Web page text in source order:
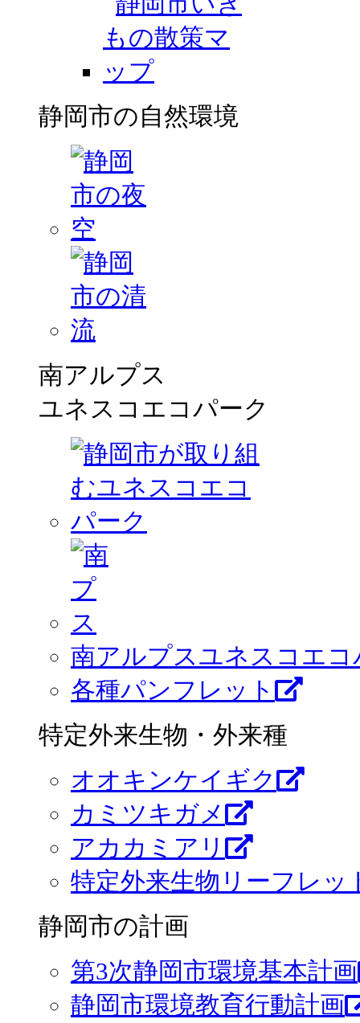
静岡市の自然環境
南アルプス
ユネスコエコパーク
南アルプスユネスコエ
各種パンフレット
特定外来生物・外来種
オオキンケイギク
カミツキガメ
アカカミアリ
特定外来生物リーフレッ
静岡市の計画
第3次静岡市環境基本計画
静岡市環境教育行動計画